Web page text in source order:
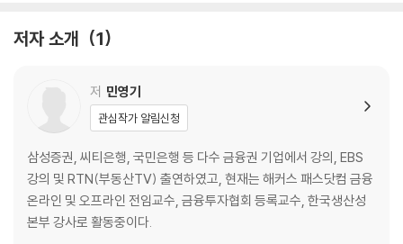
09 탄력성과 기울기
11 부동산경기변동
PART 03 부동산시장론
13 부동산시장의 개념 및 특성
14 디파스퀠리-위튼(DiPasquale&Wheaton)모형
15 효율적 시장론
저자 소개 1
저 민영기
관심작가 알림신청
삼성증권, 씨티은행, 국민은행 등 다수 금융권 기업에서 강의, EBS
강의 및 RTN(부동산TV) 출연하였고, 현재는 해커스 패스닷컴 금융
온라인 및 오프라인 전임교수, 금융투자협회 등록교수, 한국생산성
본부 강사로 활동중이다.